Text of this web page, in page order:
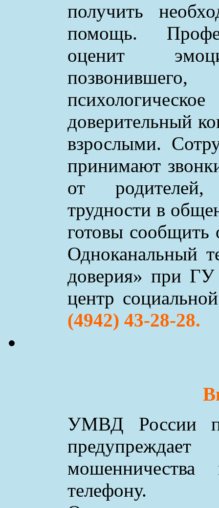
получить
помощь.
оценит
доверительный
взрослыми.
принимают
от
трудности в
готовы сообщить
Одноканальный
доверия» при ГУ
центр
(4942) 43-28-28.
УМВД России
телефону.